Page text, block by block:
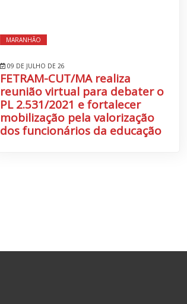
MARANHÃO
09 DE JULHO DE 26
FETRAM-CUT/MA realiza
reunião virtual para debater o
PL 2.531/2021 e fortalecer
mobilização pela valorização
dos funcionários da educação